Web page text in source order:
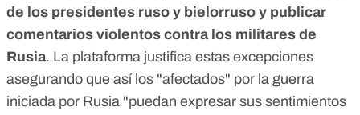
de los presidentes ruso y bielorruso y publicar
comentarios violentos contra los militares de
Rusia. La plataforma justifica estas excepciones
asegurando que así los "afectados" por la guerra
iniciada por Rusia "puedan expresar sus sentimientos